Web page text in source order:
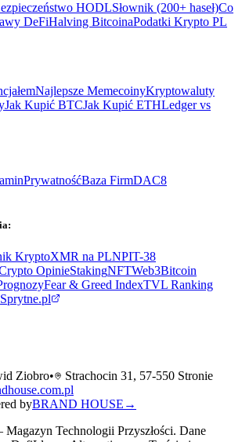
HODLSłownik (200+ haseł)Co
DeFiHalving BitcoinaPodatki Krypto PL
Najlepsze MemecoinyKryptowaluty
Jak Kupić BTCJak Kupić ETHLedger vs
PrywatnośćBaza FirmDAC8
KryptoXMR na PLNPIT-38
OpinieStakingNFTWeb3Bitcoin
Fear & Greed IndexTVL Ranking
Sprytne.pl
Ziobro•
Strachocin 31, 57-550 Stronie
byBRAND HOUSE →
Technologii Przyszłości. Dane